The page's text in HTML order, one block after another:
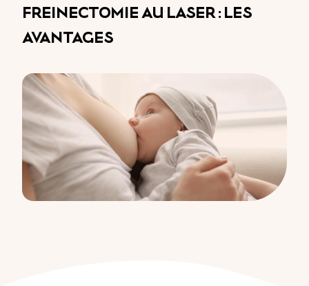
FREINECTOMIE AU LASER : LES
AVANTAGES